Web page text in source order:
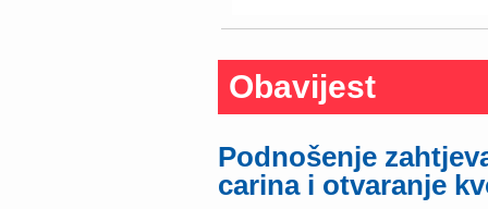
Obavijest
Podnošenje
carina i otvaranje